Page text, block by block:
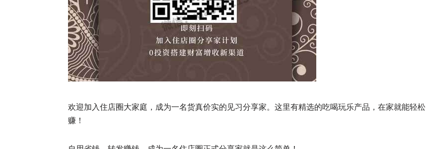
欢迎加入住店圈大家庭，成为一名货真价实的见习分享家。这里有精选的吃喝玩乐产品，在家就能轻松
赚！